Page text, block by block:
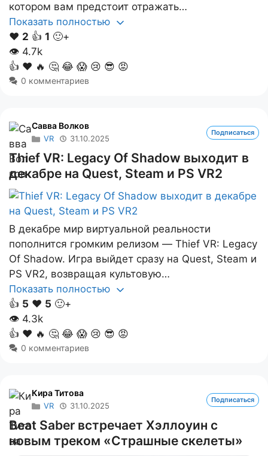
котором вам предстоит отражать…
Показать полностью
❤️ 2 👍 1 🙂+
👁 4.7k
👍 ❤️ 🔥 🤔 😂 😱 😢 😎 😡
0 комментариев
Савва Волков
VR 31.10.2025
Подписаться
Thief VR: Legacy Of Shadow выходит в
декабре на Quest, Steam и PS VR2
В декабре мир виртуальной реальности
пополнится громким релизом — Thief VR: Legacy
Of Shadow. Игра выйдет сразу на Quest, Steam и
PS VR2, возвращая культовую…
Показать полностью
👍 5 ❤️ 5 🙂+
👁 4.3k
👍 ❤️ 🔥 🤔 😂 😱 😢 😎 😡
0 комментариев
Кира Титова
VR 31.10.2025
Подписаться
Beat Saber встречает Хэллоуин с
новым треком «Страшные скелеты»